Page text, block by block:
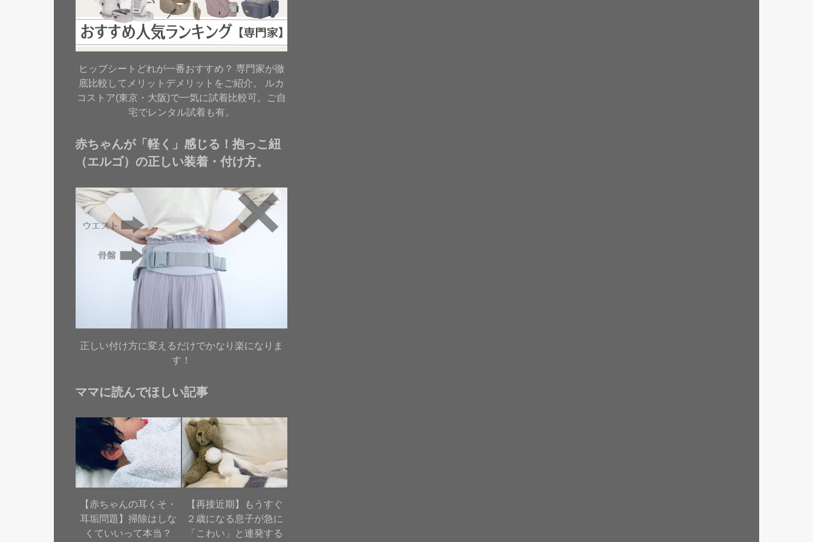
ヒップシートどれが一番おすすめ？ 専門家が徹
底比較してメリットデメリットをご紹介。 ルカ
コストア(東京・大阪)で一気に試着比較可。ご自
宅でレンタル試着も有。
赤ちゃんが「軽く」感じる！抱っこ紐
（エルゴ）の正しい装着・付け方。
正しい付け方に変えるだけでかなり楽になりま
す！
ママに読んでほしい記事
【赤ちゃんの耳くそ・
耳垢問題】掃除はしな
くていいって本当？
【再接近期】もうすぐ
２歳になる息子が急に
「こわい」と連発する